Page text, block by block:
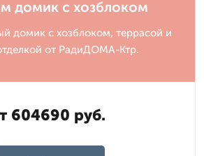
домик с хозблоком
домик с хозблоком, террасой и
от РадиДОМА-Ктр.
604690 руб.